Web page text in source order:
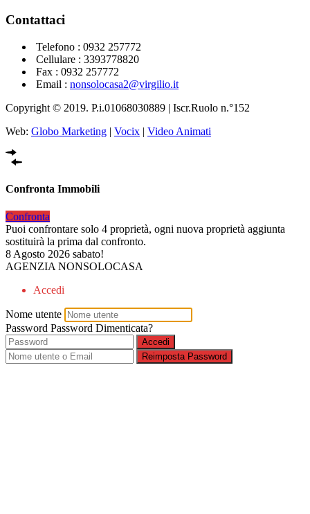
Contattaci
Telefono : 0932 257772
Cellulare : 3393778820
Fax : 0932 257772
Email : nonsolocasa2@virgilio.it
Copyright © 2019. P.i.01068030889 | Iscr.Ruolo n.°152
Web: Globo Marketing | Vocix | Video Animati
Confronta Immobili
Confronta
Puoi confrontare solo 4 proprietà, ogni nuova proprietà aggiunta
sostituirà la prima dal confronto.
8 Agosto 2026 sabato!
AGENZIA NONSOLOCASA
Accedi
Nome utente
Password Password Dimenticata?
Accedi
Reimposta Password